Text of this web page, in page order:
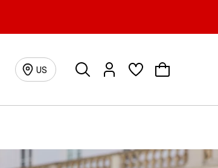
US
Szukaj Logowanie/Rejestracja